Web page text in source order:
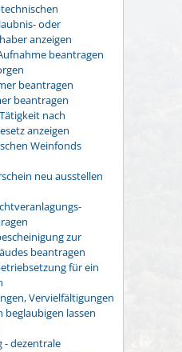
oder
anzeigen
beantragen
beantragen
beantragen
nach
anzeigen
Weinfonds
neu ausstellen
zur
beantragen
für ein
Vervielfältigungen
lassen
- dezentrale